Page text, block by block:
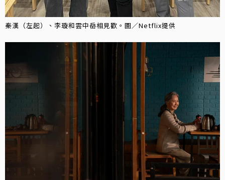
秦漢（左起）、李璇和雲中岳相見歡。圖／Netflix提供